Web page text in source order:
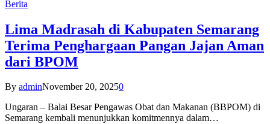
Berita
Lima Madrasah di Kabupaten Semarang
Terima Penghargaan Pangan Jajan Aman
dari BPOM
By adminNovember 20, 20250
Ungaran – Balai Besar Pengawas Obat dan Makanan (BBPOM) di
Semarang kembali menunjukkan komitmennya dalam…